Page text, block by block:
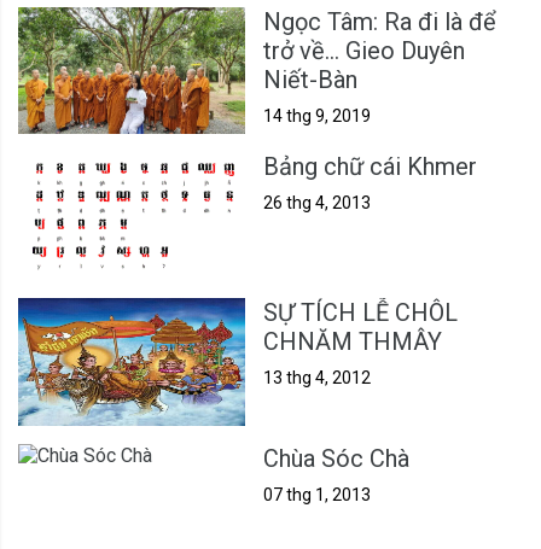
Ngọc Tâm: Ra đi là để
trở về... Gieo Duyên
Niết-Bàn
14 thg 9, 2019
Bảng chữ cái Khmer
26 thg 4, 2013
SỰ TÍCH LỄ CHÔL
CHNĂM THMÂY
13 thg 4, 2012
Chùa Sóc Chà
07 thg 1, 2013